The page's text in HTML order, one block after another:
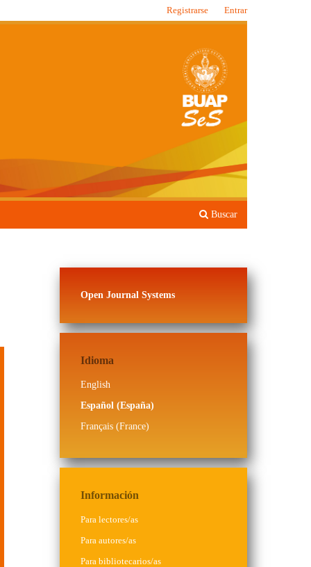
Buscar
Registrarse Entrar
Open Journal Systems
Idioma
English
Español (España)
Français (France)
Información
Para lectores/as
Para autores/as
Para bibliotecarios/as